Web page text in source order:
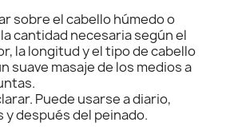
sobre el cabello húmedo o
cantidad necesaria según el
la longitud y el tipo de cabello
suave masaje de los medios a
Puede usarse a diario,
y después del peinado.